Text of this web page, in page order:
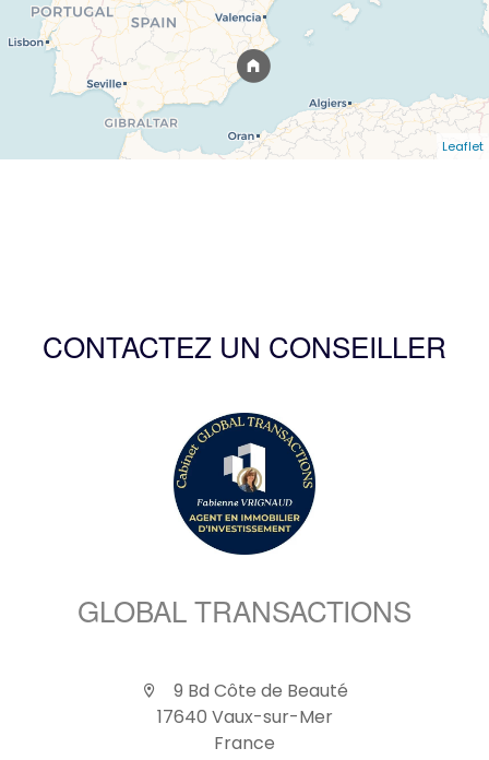
Leaflet
CONTACTEZ UN CONSEILLER
GLOBAL TRANSACTIONS
9 Bd Côte de Beauté
17640 Vaux-sur-Mer
France